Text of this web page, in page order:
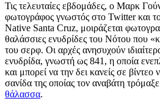
Τις τελευταίες εβδομάδες, ο Μαρκ
φωτογράφος γνωστός στο Twitter και
Native Santa Cruz, μοιράζεται
θαλάσσιες ενυδρίδες του Νότου που
του σερφ. Οι αρχές ανησυχούν
ενυδρίδα, γνωστή ως 841, η οποία
και μπορεί να την δει κανείς σε βίντεο
σανίδα της οποίας τον αναβάτη
θάλασσα.